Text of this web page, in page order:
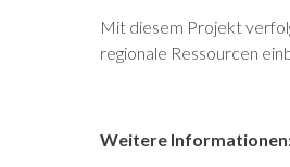
Mit diesem Projekt
regionale Ressourcen
Weitere